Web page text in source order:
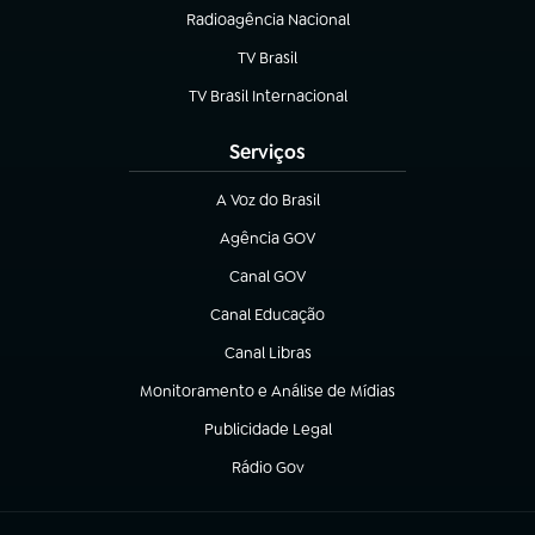
Radioagência Nacional
(abre em nova aba)
TV Brasil
(abre em nova aba)
TV Brasil Internacional
(abre em nova aba)
Serviços
A Voz do Brasil
(abre em nova aba)
Agência GOV
(abre em nova aba)
Canal GOV
(abre em nova aba)
Canal Educação
(abre em nova aba)
Canal Libras
(abre em nova aba)
Monitoramento e Análise de Mídias
(abre em nova aba)
Publicidade Legal
(abre em nova aba)
Rádio Gov
(abre em nova aba)